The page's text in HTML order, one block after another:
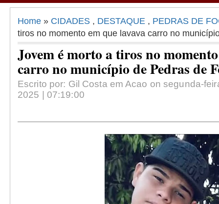
Home » CIDADES , DESTAQUE , PEDRAS DE
tiros no momento em que lavava carro no
Jovem é morto a tiros no
carro no município de Pedras de
Escrito por: Gil Costa em Acao on segunda-
2025 | 07:19:00